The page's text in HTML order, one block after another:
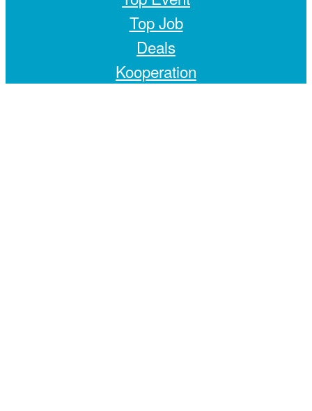
Top Job
Deals
Kooperation